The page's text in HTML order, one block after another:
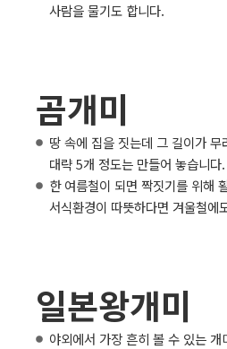
사람을 물기도 합니다.
곰개미
땅 속에 집을 짓는데 그 길이가
대략 5개 정도는 만들어 놓습니다.
한 여름철이 되면 짝짓기를 위해
서식환경이 따뜻하다면 겨울철에
일본왕개미
야외에서 가장 흔히 볼 수 있는 개